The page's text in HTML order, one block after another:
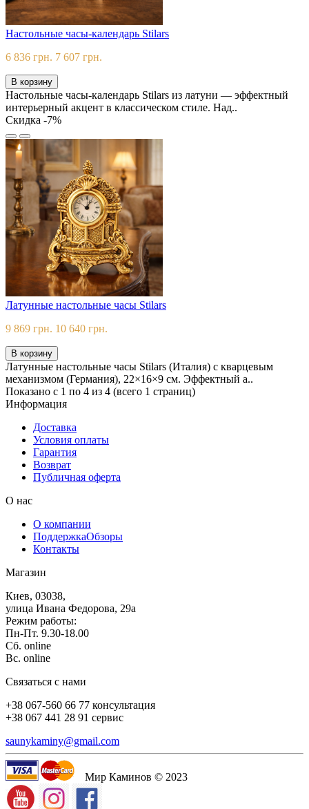
Настольные часы-календарь Stilars
6 836 грн. 7 607 грн.
В корзину
Настольные часы-календарь Stilars из латуни — эффектный
интерьерный акцент в классическом стиле. Над..
Скидка -7%
Латунные настольные часы Stilars
9 869 грн. 10 640 грн.
В корзину
Латунные настольные часы Stilars (Италия) с кварцевым
механизмом (Германия), 22×16×9 см. Эффектный а..
Показано с 1 по 4 из 4 (всего 1 страниц)
Информация
Доставка
Условия оплаты
Гарантия
Возврат
Публичная оферта
О нас
О компании
ПоддержкаОбзоры
Контакты
Магазин
Киев, 03038,
улица Ивана Федорова, 29а
Режим работы:
Пн-Пт. 9.30-18.00
Сб. online
Вс. online
Связаться с нами
+38 067-560 66 77 консультация
+38 067 441 28 91 сервис
saunykaminy@gmail.com
Мир Каминов © 2023